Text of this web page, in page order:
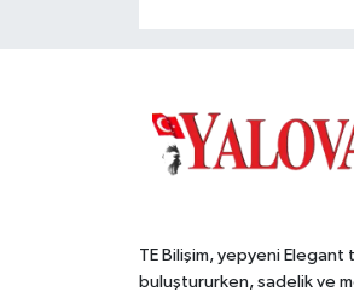
TE Bilişim, yepyeni Elegant
buluştururken, sadelik ve